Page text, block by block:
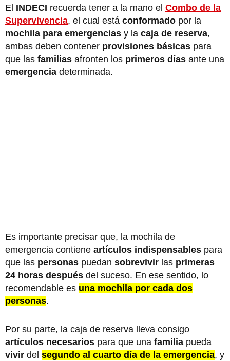
El INDECI recuerda tener a la mano el Combo de la
Supervivencia, el cual está conformado por la
mochila para emergencias y la caja de reserva,
ambas deben contener provisiones básicas para
que las familias afronten los primeros días ante una
emergencia determinada.
Es importante precisar que, la mochila de
emergencia contiene artículos indispensables para
que las personas puedan sobrevivir las primeras
24 horas después del suceso. En ese sentido, lo
recomendable es una mochila por cada dos
personas.
Por su parte, la caja de reserva lleva consigo
artículos necesarios para que una familia pueda
vivir del segundo al cuarto día de la emergencia, y